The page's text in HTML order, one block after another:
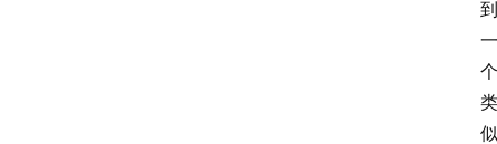
到
一
个
类
似